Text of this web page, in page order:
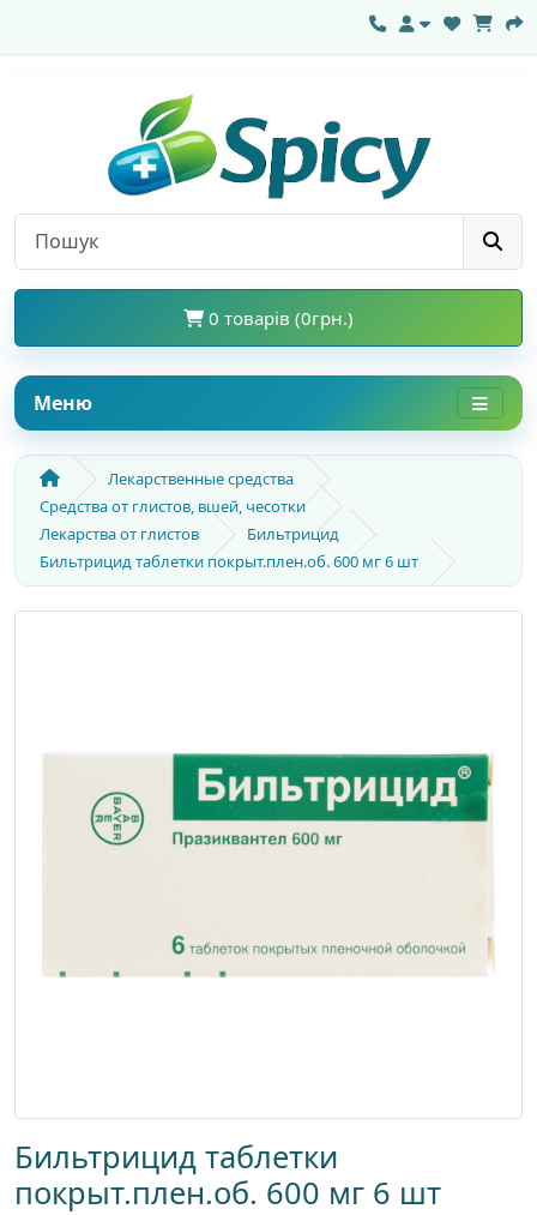
0 товарів (0грн.)
Меню
Лекарственные средства
Средства от глистов, вшей, чесотки
Лекарства от глистов
Бильтрицид
Бильтрицид таблетки покрыт.плен.об. 600 мг 6 шт
Бильтрицид таблетки
покрыт.плен.об. 600 мг 6 шт